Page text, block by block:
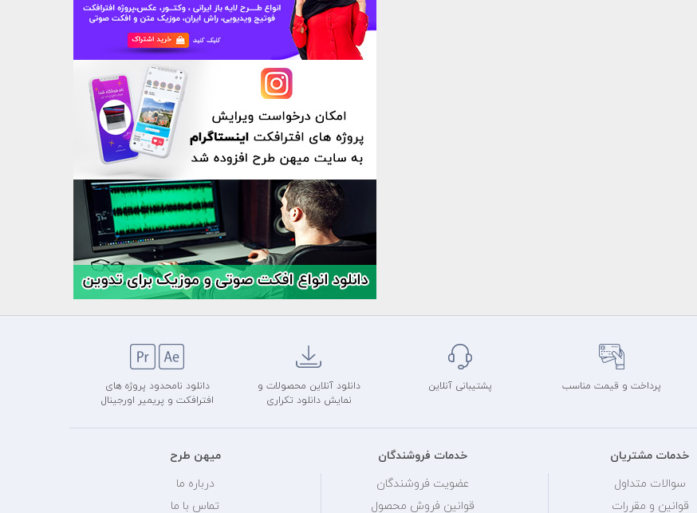
پرداخت و قیمت مناسب پشتیبانی آنلاین
دانلود آنلاین محصولات و
نمایش دانلود تکراری
دانلود نامحدود پروژه های
افترافکت و پریمیر اورجینال
خدمات مشتریان
سوالات متداول
قوانین و مقررات
خدمات فروشندگان
عضویت فروشندگان
قوانین فروش محصول
میهن طرح
درباره ما
تماس با ما